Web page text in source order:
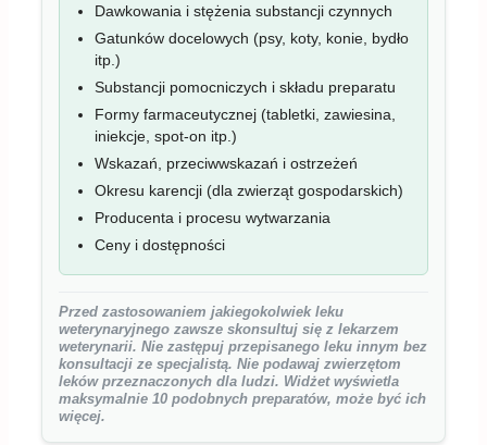
Dawkowania i stężenia substancji czynnych
Gatunków docelowych (psy, koty, konie, bydło
itp.)
Substancji pomocniczych i składu preparatu
Formy farmaceutycznej (tabletki, zawiesina,
iniekcje, spot-on itp.)
Wskazań, przeciwwskazań i ostrzeżeń
Okresu karencji (dla zwierząt gospodarskich)
Producenta i procesu wytwarzania
Ceny i dostępności
Przed zastosowaniem jakiegokolwiek leku
weterynaryjnego zawsze skonsultuj się z lekarzem
weterynarii. Nie zastępuj przepisanego leku innym bez
konsultacji ze specjalistą. Nie podawaj zwierzętom
leków przeznaczonych dla ludzi. Widżet wyświetla
maksymalnie 10 podobnych preparatów, może być ich
więcej.